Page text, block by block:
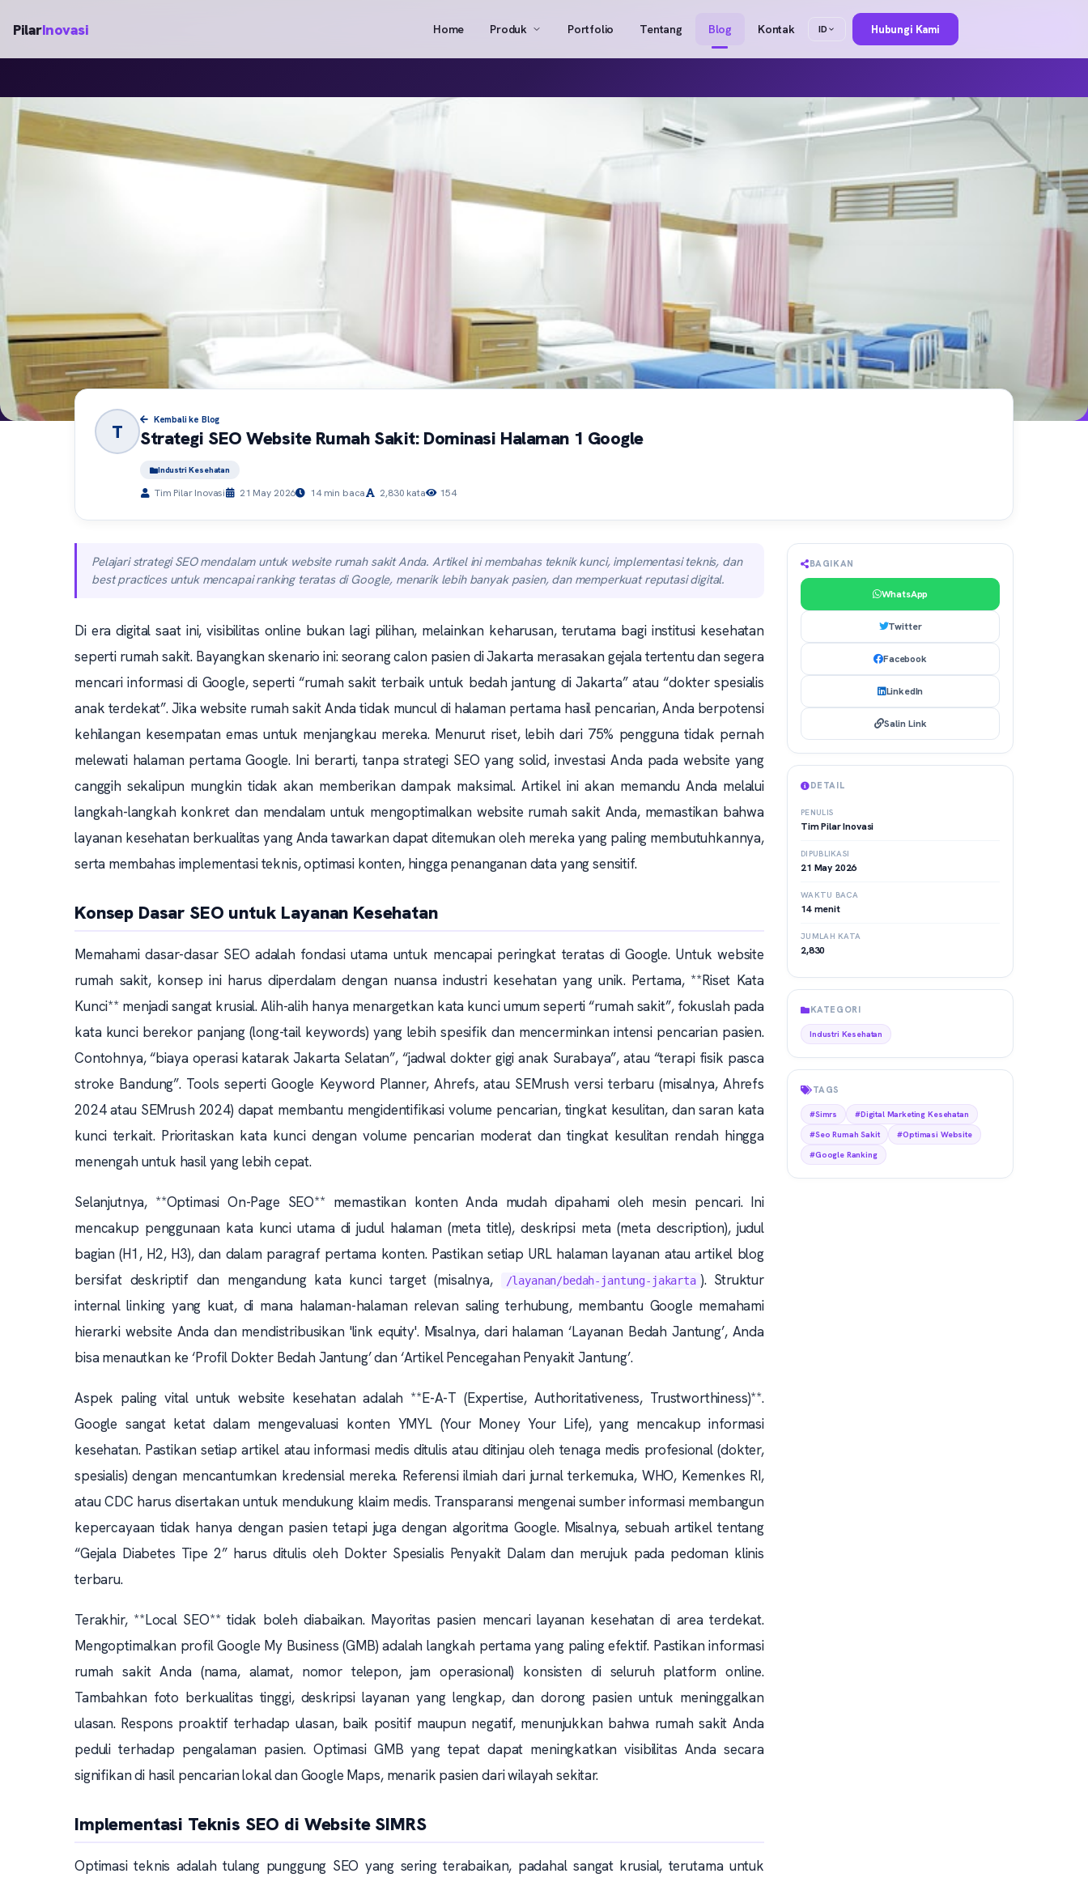
PilarInovasi Home Produk Portfolio Tentang Blog Kontak ID Hubungi Kami
T
Kembali ke Blog
Strategi SEO Website Rumah Sakit: Dominasi Halaman 1 Google
Industri Kesehatan
Tim Pilar Inovasi 21 May 2026 14 min baca 2,830 kata 154
Pelajari strategi SEO mendalam untuk website rumah sakit Anda. Artikel ini membahas teknik kunci, implementasi teknis, dan
best practices untuk mencapai ranking teratas di Google, menarik lebih banyak pasien, dan memperkuat reputasi digital.
Di era digital saat ini, visibilitas online bukan lagi pilihan, melainkan keharusan, terutama bagi institusi kesehatan
seperti rumah sakit. Bayangkan skenario ini: seorang calon pasien di Jakarta merasakan gejala tertentu dan segera
mencari informasi di Google, seperti “rumah sakit terbaik untuk bedah jantung di Jakarta” atau “dokter spesialis
anak terdekat”. Jika website rumah sakit Anda tidak muncul di halaman pertama hasil pencarian, Anda berpotensi
kehilangan kesempatan emas untuk menjangkau mereka. Menurut riset, lebih dari 75% pengguna tidak pernah
melewati halaman pertama Google. Ini berarti, tanpa strategi SEO yang solid, investasi Anda pada website yang
canggih sekalipun mungkin tidak akan memberikan dampak maksimal. Artikel ini akan memandu Anda melalui
langkah-langkah konkret dan mendalam untuk mengoptimalkan website rumah sakit Anda, memastikan bahwa
layanan kesehatan berkualitas yang Anda tawarkan dapat ditemukan oleh mereka yang paling membutuhkannya,
serta membahas implementasi teknis, optimasi konten, hingga penanganan data yang sensitif.
Konsep Dasar SEO untuk Layanan Kesehatan
Memahami dasar-dasar SEO adalah fondasi utama untuk mencapai peringkat teratas di Google. Untuk website
rumah sakit, konsep ini harus diperdalam dengan nuansa industri kesehatan yang unik. Pertama, **Riset Kata
Kunci** menjadi sangat krusial. Alih-alih hanya menargetkan kata kunci umum seperti “rumah sakit”, fokuslah pada
kata kunci berekor panjang (long-tail keywords) yang lebih spesifik dan mencerminkan intensi pencarian pasien.
Contohnya, “biaya operasi katarak Jakarta Selatan”, “jadwal dokter gigi anak Surabaya”, atau “terapi fisik pasca
stroke Bandung”. Tools seperti Google Keyword Planner, Ahrefs, atau SEMrush versi terbaru (misalnya, Ahrefs
2024 atau SEMrush 2024) dapat membantu mengidentifikasi volume pencarian, tingkat kesulitan, dan saran kata
kunci terkait. Prioritaskan kata kunci dengan volume pencarian moderat dan tingkat kesulitan rendah hingga
menengah untuk hasil yang lebih cepat.
Selanjutnya, **Optimasi On-Page SEO** memastikan konten Anda mudah dipahami oleh mesin pencari. Ini
mencakup penggunaan kata kunci utama di judul halaman (meta title), deskripsi meta (meta description), judul
bagian (H1, H2, H3), dan dalam paragraf pertama konten. Pastikan setiap URL halaman layanan atau artikel blog
bersifat deskriptif dan mengandung kata kunci target (misalnya,
/layanan/bedah-jantung-jakarta ). Struktur
internal linking yang kuat, di mana halaman-halaman relevan saling terhubung, membantu Google memahami
hierarki website Anda dan mendistribusikan 'link equity'. Misalnya, dari halaman ‘Layanan Bedah Jantung’, Anda
bisa menautkan ke ‘Profil Dokter Bedah Jantung’ dan ‘Artikel Pencegahan Penyakit Jantung’.
Aspek paling vital untuk website kesehatan adalah **E-A-T (Expertise, Authoritativeness, Trustworthiness)**.
Google sangat ketat dalam mengevaluasi konten YMYL (Your Money Your Life), yang mencakup informasi
kesehatan. Pastikan setiap artikel atau informasi medis ditulis atau ditinjau oleh tenaga medis profesional (dokter,
spesialis) dengan mencantumkan kredensial mereka. Referensi ilmiah dari jurnal terkemuka, WHO, Kemenkes RI,
atau CDC harus disertakan untuk mendukung klaim medis. Transparansi mengenai sumber informasi membangun
kepercayaan tidak hanya dengan pasien tetapi juga dengan algoritma Google. Misalnya, sebuah artikel tentang
“Gejala Diabetes Tipe 2” harus ditulis oleh Dokter Spesialis Penyakit Dalam dan merujuk pada pedoman klinis
terbaru.
Terakhir, **Local SEO** tidak boleh diabaikan. Mayoritas pasien mencari layanan kesehatan di area terdekat.
Mengoptimalkan profil Google My Business (GMB) adalah langkah pertama yang paling efektif. Pastikan informasi
rumah sakit Anda (nama, alamat, nomor telepon, jam operasional) konsisten di seluruh platform online.
Tambahkan foto berkualitas tinggi, deskripsi layanan yang lengkap, dan dorong pasien untuk meninggalkan
ulasan. Respons proaktif terhadap ulasan, baik positif maupun negatif, menunjukkan bahwa rumah sakit Anda
peduli terhadap pengalaman pasien. Optimasi GMB yang tepat dapat meningkatkan visibilitas Anda secara
signifikan di hasil pencarian lokal dan Google Maps, menarik pasien dari wilayah sekitar.
Implementasi Teknis SEO di Website SIMRS
Optimasi teknis adalah tulang punggung SEO yang sering terabaikan, padahal sangat krusial, terutama untuk
BAGIKAN
WhatsApp
Twitter
Facebook
LinkedIn
Salin Link
DETAIL
PENULIS
Tim Pilar Inovasi
DIPUBLIKASI
21 May 2026
WAKTU BACA
14 menit
JUMLAH KATA
2,830
KATEGORI
Industri Kesehatan
TAGS
#Simrs
#Digital Marketing Kesehatan
#Seo Rumah Sakit
#Optimasi Website
#Google Ranking